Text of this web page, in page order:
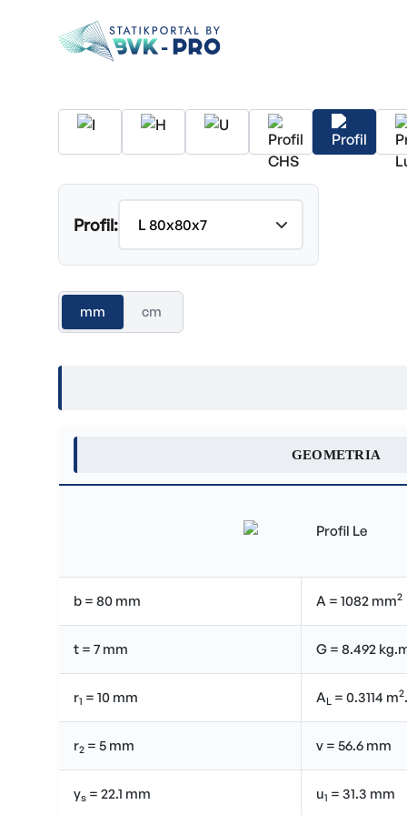
Profil:
mm cm
GEOMETRIA
b = 80 mm A = 1082 mm2
t = 7 mm G = 8.492
r1 = 10 mm AL = 0.3114 m2
r2 = 5 mm v = 56.6 mm
ys = 22.1 mm u1 = 31.3 mm